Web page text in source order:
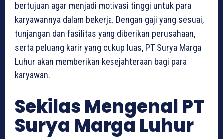
bertujuan agar menjadi motivasi tinggi untuk para
karyawannya dalam bekerja. Dengan gaji yang sesuai,
tunjangan dan fasilitas yang diberikan perusahaan,
serta peluang karir yang cukup luas, PT Surya Marga
Luhur akan memberikan kesejahteraan bagi para
karyawan.
Sekilas Mengenal PT
Surya Marga Luhur